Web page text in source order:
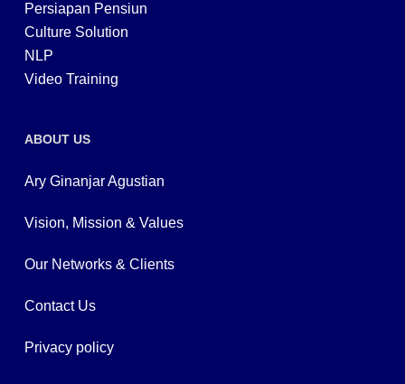
Persiapan Pensiun
Culture Solution
NLP
Video Training
ABOUT US
Ary Ginanjar Agustian
Vision, Mission & Values
Our Networks & Clients
Contact Us
Privacy policy